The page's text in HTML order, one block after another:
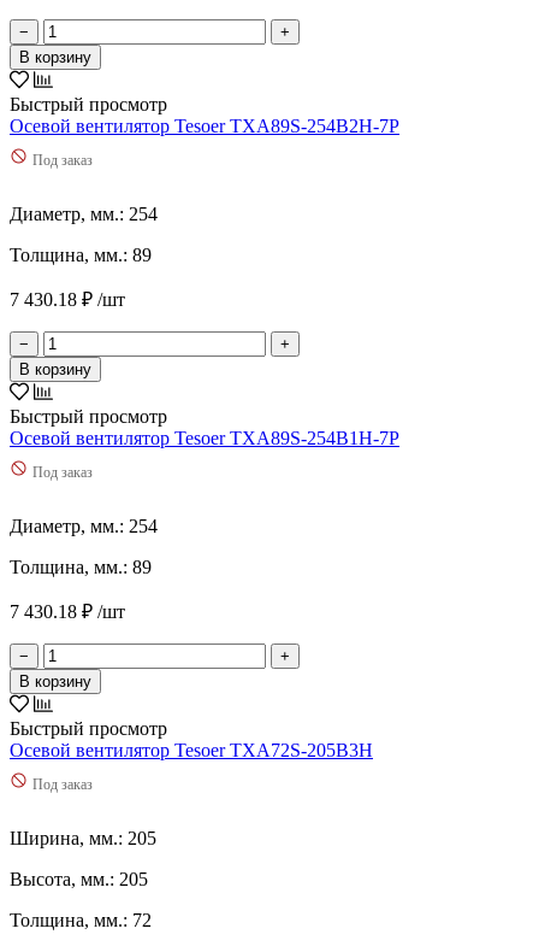
−
+
В корзину
Быстрый просмотр
Осевой вентилятор Tesoer TXA89S-254B2H-7P
Под заказ
Диаметр, мм.: 254
Толщина, мм.: 89
7 430.18 ₽ /шт
−
+
В корзину
Быстрый просмотр
Осевой вентилятор Tesoer TXA89S-254B1H-7P
Под заказ
Диаметр, мм.: 254
Толщина, мм.: 89
7 430.18 ₽ /шт
−
+
В корзину
Быстрый просмотр
Осевой вентилятор Tesoer TXA72S-205B3H
Под заказ
Ширина, мм.: 205
Высота, мм.: 205
Толщина, мм.: 72